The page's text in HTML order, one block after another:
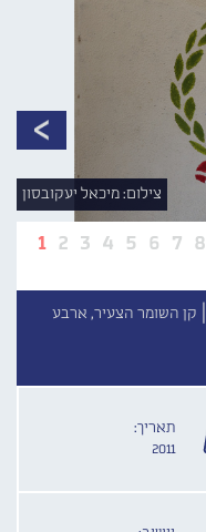
1 2 3 4 5 6 7 8
צילום: מיכאל יעקובסון
קן השומר הצעיר, ארבע
תאריך:
2011